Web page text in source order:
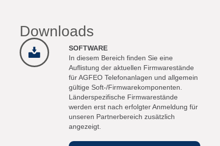
Downloads
SOFTWARE
In diesem Bereich finden Sie eine
Auflistung der aktuellen Firmwarestände
für AGFEO Telefonanlagen und allgemein
gültige Soft-/Firmwarekomponenten.
Länderspezifische Firmwarestände
werden erst nach erfolgter Anmeldung für
unseren Partnerbereich zusätzlich
angezeigt.